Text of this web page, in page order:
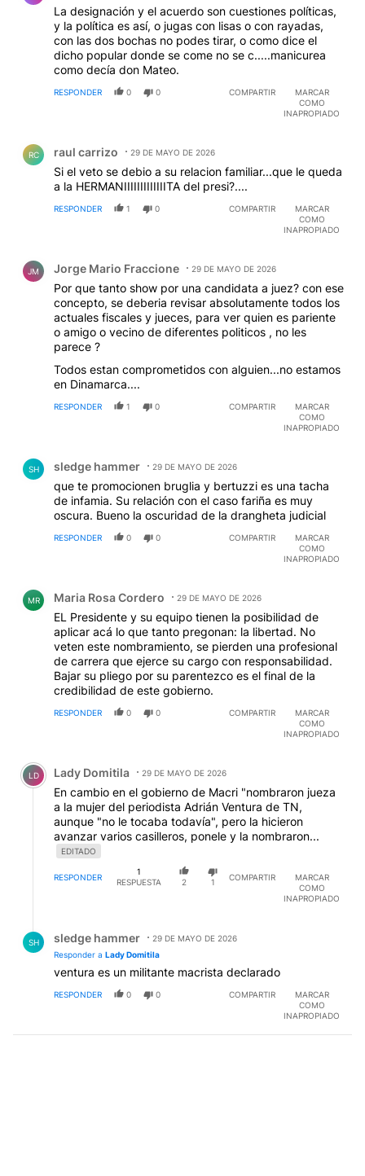
La designación y el acuerdo son cuestiones políticas,
y la política es así, o jugas con lisas o con rayadas,
con las dos bochas no podes tirar, o como dice el
dicho popular donde se come no se c.....manicurea
como decía don Mateo.
RESPONDER 0 0 COMPARTIR
MARCAR
COMO
INAPROPIADO
RC raul carrizo 29 DE MAYO DE 2026
Si el veto se debio a su relacion familiar...que le queda
a la HERMANIIIIIIIIIIIIITA del presi?....
RESPONDER 1 0 COMPARTIR
MARCAR
COMO
INAPROPIADO
JM Jorge Mario Fraccione 29 DE MAYO DE 2026
Por que tanto show por una candidata a juez? con ese
concepto, se deberia revisar absolutamente todos los
actuales fiscales y jueces, para ver quien es pariente
o amigo o vecino de diferentes politicos , no les
parece ?
Todos estan comprometidos con alguien...no estamos
en Dinamarca....
RESPONDER 1 0 COMPARTIR
MARCAR
COMO
INAPROPIADO
SH sledge hammer 29 DE MAYO DE 2026
que te promocionen bruglia y bertuzzi es una tacha
de infamia. Su relación con el caso fariña es muy
oscura. Bueno la oscuridad de la drangheta judicial
RESPONDER 0 0 COMPARTIR
MARCAR
COMO
INAPROPIADO
MR Maria Rosa Cordero 29 DE MAYO DE 2026
EL Presidente y su equipo tienen la posibilidad de
aplicar acá lo que tanto pregonan: la libertad. No
veten este nombramiento, se pierden una profesional
de carrera que ejerce su cargo con responsabilidad.
Bajar su pliego por su parentezco es el final de la
credibilidad de este gobierno.
RESPONDER 0 0 COMPARTIR
MARCAR
COMO
INAPROPIADO
Comentario de Lady Domitila.
LD Lady Domitila 29 DE MAYO DE 2026
En cambio en el gobierno de Macri "nombraron jueza
a la mujer del periodista Adrián Ventura de TN,
aunque "no le tocaba todavía", pero la hicieron
avanzar varios casilleros, ponele y la nombraron...
EDITADO
RESPONDER
1
RESPUESTA
2 1
COMPARTIR
MARCAR
COMO
INAPROPIADO
SH sledge hammer
29 DE MAYO DE 2026
Responder a Lady Domitila
ventura es un militante macrista declarado
RESPONDER 0 0 COMPARTIR
MARCAR
COMO
INAPROPIADO